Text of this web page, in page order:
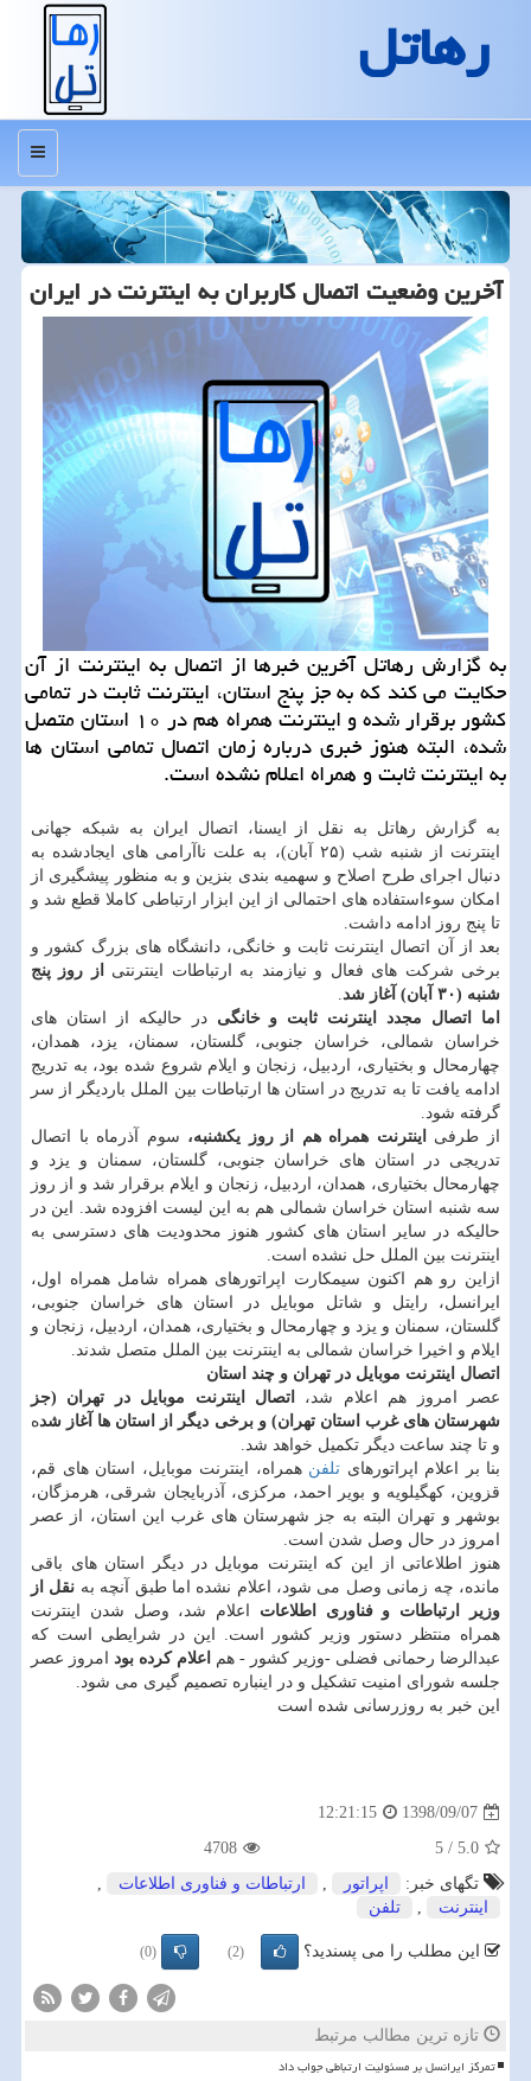
رهاتل
منو
آخرین وضعیت اتصال كاربران به اینترنت در ایران
به گزارش رهاتل آخرین خبرها از اتصال به اینترنت از آن
حكایت می كند كه به جز پنج استان، اینترنت ثابت در تمامی
كشور برقرار شده و اینترنت همراه هم در ۱۰ استان متصل
شده، البته هنوز خبری درباره زمان اتصال تمامی استان ها
به اینترنت ثابت و همراه اعلام نشده است.
به گزارش رهاتل به نقل از ایسنا، اتصال ایران به شبكه جهانی
اینترنت از شنبه شب (۲۵ آبان)، به علت ناآرامی های ایجادشده به
دنبال اجرای طرح اصلاح و سهمیه بندی بنزین و به منظور پیشگیری از
امكان سوءاستفاده های احتمالی از این ابزار ارتباطی كاملا قطع شد و
تا پنج روز ادامه داشت.
بعد از آن اتصال اینترنت ثابت و خانگی، دانشگاه های بزرگ كشور و
برخی شركت های فعال و نیازمند به ارتباطات اینترنتی
از روز پنج
شنبه (۳۰ آبان) آغاز شد
اما اتصال مجدد اینترنت ثابت و خانگی در حالیكه از استان های
خراسان شمالی، خراسان جنوبی، گلستان، سمنان، یزد، همدان،
چهارمحال و بختیاری، اردبیل، زنجان و ایلام شروع شده بود، به تدریج
ادامه یافت تا به تدریج در استان ها ارتباطات بین الملل باردیگر از سر
گرفته شود.
از طرفی
اینترنت همراه هم از روز یكشنبه، سوم آذرماه با اتصال
تدریجی در استان های خراسان جنوبی، گلستان، سمنان و یزد و
چهارمحال بختیاری، همدان، اردبیل، زنجان و ایلام برقرار شد و از روز
سه شنبه استان خراسان شمالی هم به این لیست افزوده شد. این در
حالیكه در سایر استان های كشور هنوز محدودیت های دسترسی به
اینترنت بین الملل حل نشده است.
ازاین رو هم اكنون سیمكارت اپراتورهای همراه شامل همراه اول،
ایرانسل، رایتل و شاتل موبایل در استان های خراسان جنوبی،
گلستان، سمنان و یزد و چهارمحال و بختیاری، همدان، اردبیل، زنجان و
ایلام و اخیرا خراسان شمالی به اینترنت بین الملل متصل شدند.
اتصال اینترنت موبایل در تهران و چند استان
عصر امروز هم اعلام شد،
اتصال اینترنت موبایل در تهران (جز
شهرستان های غرب استان تهران) و برخی دیگر از استان ها آغاز شده
و تا چند ساعت دیگر تكمیل خواهد شد.
بنا بر اعلام اپراتورهای تلفن همراه، اینترنت موبایل، استان های قم،
قزوین، كهگیلویه و بویر احمد، مركزی، آذربایجان شرقی، هرمزگان،
بوشهر و تهران البته به جز شهرستان های غرب این استان، از عصر
امروز در حال وصل شدن است.
هنوز اطلاعاتی از این كه اینترنت موبایل در دیگر استان های باقی
مانده، چه زمانی وصل می شود، اعلام نشده اما طبق آنچه به نقل از
وزیر ارتباطات و فناوری اطلاعات اعلام شد، وصل شدن اینترنت
همراه منتظر دستور وزیر كشور است. این در شرایطی است كه
عبدالرضا رحمانی فضلی -وزیر كشور - هم
اعلام كرده بود امروز عصر
جلسه شورای امنیت تشكیل و در اینباره تصمیم گیری می شود.
این خبر به روزرسانی شده است
1398/09/07
12:21:15
5.0
/
5
4708
تگهای خبر:
اپراتور , ارتباطات و فناوری اطلاعات
,
اینترنت
, تلفن
این مطلب را می پسندید؟ (2)
(0)
تازه ترین مطالب مرتبط
تمرکز ایرانسل بر مسئولیت ارتباطی جواب داد